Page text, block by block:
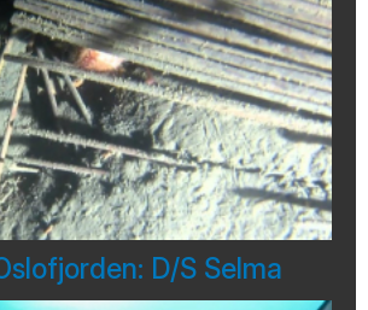
D/S Selma